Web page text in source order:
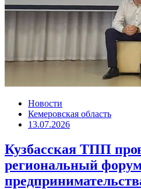
Новости
Кемеровская область
13.07.2026
Кузбасская ТПП
региональный